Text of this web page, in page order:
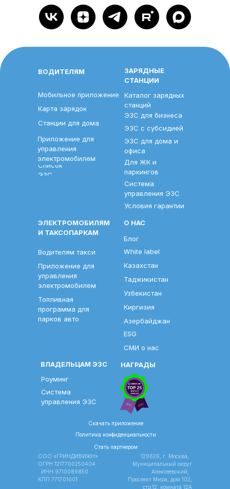
Стать партнером
Скачать приложение
Политика конфиденциальности
ООО «ГРИНДИВИЖН»
ОГРН 1217700250404
ИНН 9710089850
КПП 771701001
129626, г. Москва,
Муниципальный округ
Алексеевский,
Проспект Мира, дом 102,
стр.12, комната 12A
Мобильное приложение
Карта зарядок
Список
ЭЗС
Станции для дома
Приложение для
управления
электромобилем
ЭЗС для дома и
офиса
ЭЗС с субсидией
ЭЗС для бизнеса
Каталог зарядных
станций
Система
управления ЭЗС
Условия гарантии
Приложение для
управления
электромобилем
Водителям такси
Топливная
программа для
парков авто
Блог
Азербайджан
Киргизия
Узбекистан
Таджикистан
Казахстан
White label
СМИ о нас
ESG
Роуминг
Система
управления ЭЗС
ВОДИТЕЛЯМ
ВЛАДЕЛЬЦАМ ЭЗС
О НАС
ЭЛЕКТРОМОБИЛЯМ
И ТАКСОПАРКАМ
ЗАРЯДНЫЕ
СТАНЦИИ
Для ЖК и
паркингов
НАГРАДЫ